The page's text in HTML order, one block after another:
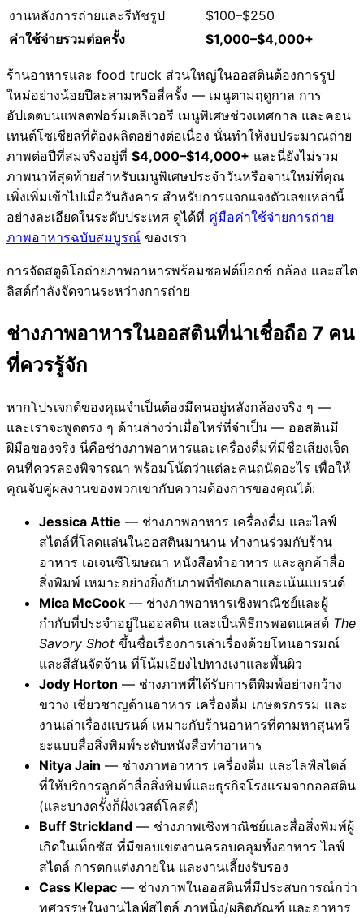
งานหลังการถ่ายและรีทัชรูป
$100–$250
ค่าใช้จ่ายรวมต่อครั้ง
$1,000–$4,000+
ร้านอาหารและ food truck ส่วนใหญ่ในออสตินต้องการรูป
ใหม่อย่างน้อยปีละสามหรือสี่ครั้ง — เมนูตามฤดูกาล การ
อัปเดตบนแพลตฟอร์มเดลิเวอรี เมนูพิเศษช่วงเทศกาล และคอน
เทนต์โซเชียลที่ต้องผลิตอย่างต่อเนื่อง นั่นทำให้งบประมาณถ่าย
ภาพต่อปีที่สมจริงอยู่ที่ $4,000–$14,000+ และนี่ยังไม่รวม
ภาพนาทีสุดท้ายสำหรับเมนูพิเศษประจำวันหรือจานใหม่ที่คุณ
เพิ่งเพิ่มเข้าไปเมื่อวันอังคาร สำหรับการแจกแจงตัวเลขเหล่านี้
อย่างละเอียดในระดับประเทศ ดูได้ที่ คู่มือค่าใช้จ่ายการถ่าย
ภาพอาหารฉบับสมบูรณ์ ของเรา
การจัดสตูดิโอถ่ายภาพอาหารพร้อมซอฟต์บ็อกซ์ กล้อง และสไต
ลิสต์กำลังจัดจานระหว่างการถ่าย
ช่างภาพอาหารในออสตินที่น่าเชื่อถือ 7 คน
ที่ควรรู้จัก
หากโปรเจกต์ของคุณจำเป็นต้องมีคนอยู่หลังกล้องจริง ๆ —
และเราจะพูดตรง ๆ ด้านล่างว่าเมื่อไหร่ที่จำเป็น — ออสตินมี
ฝีมือของจริง นี่คือช่างภาพอาหารและเครื่องดื่มที่มีชื่อเสียงเจ็ด
คนที่ควรลองพิจารณา พร้อมโน้ตว่าแต่ละคนถนัดอะไร เพื่อให้
คุณจับคู่ผลงานของพวกเขากับความต้องการของคุณได้:
Jessica Attie — ช่างภาพอาหาร เครื่องดื่ม และไลฟ์
สไตล์ที่โลดแล่นในออสตินมานาน ทำงานร่วมกับร้าน
อาหาร เอเจนซีโฆษณา หนังสือทำอาหาร และลูกค้าสื่อ
สิ่งพิมพ์ เหมาะอย่างยิ่งกับภาพที่ขัดเกลาและเน้นแบรนด์
Mica McCook — ช่างภาพอาหารเชิงพาณิชย์และผู้
กำกับที่ประจำอยู่ในออสติน และเป็นพิธีกรพอดแคสต์ The
Savory Shot ขึ้นชื่อเรื่องการเล่าเรื่องด้วยโทนอารมณ์
และสีสันจัดจ้าน ที่โน้มเอียงไปทางเงาและพื้นผิว
Jody Horton — ช่างภาพที่ได้รับการตีพิมพ์อย่างกว้าง
ขวาง เชี่ยวชาญด้านอาหาร เครื่องดื่ม เกษตรกรรม และ
งานเล่าเรื่องแบรนด์ เหมาะกับร้านอาหารที่ตามหาสุนทรี
ยะแบบสื่อสิ่งพิมพ์ระดับหนังสือทำอาหาร
Nitya Jain — ช่างภาพอาหาร เครื่องดื่ม และไลฟ์สไตล์
ที่ให้บริการลูกค้าสื่อสิ่งพิมพ์และธุรกิจโรงแรมจากออสติน
(และบางครั้งก็ฝั่งเวสต์โคสต์)
Buff Strickland — ช่างภาพเชิงพาณิชย์และสื่อสิ่งพิมพ์ผู้
เกิดในเท็กซัส ที่มีขอบเขตงานครอบคลุมทั้งอาหาร ไลฟ์
สไตล์ การตกแต่งภายใน และงานเลี้ยงรับรอง
Cass Klepac — ช่างภาพในออสตินที่มีประสบการณ์กว่า
ทศวรรษในงานไลฟ์สไตล์ ภาพนิ่ง/ผลิตภัณฑ์ และอาหาร